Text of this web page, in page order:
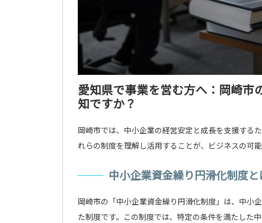
愛知県で事業を営む方へ：岡崎市
知ですか？
岡崎市では、中小企業の経営安定と成長を支援する
れらの制度を理解し活用することが、ビジネスの可
中小企業資金繰り円滑化制度と
岡崎市の「中小企業資金繰り円滑化制度」は、中小
た制度です。この制度では、特定の条件を満たした